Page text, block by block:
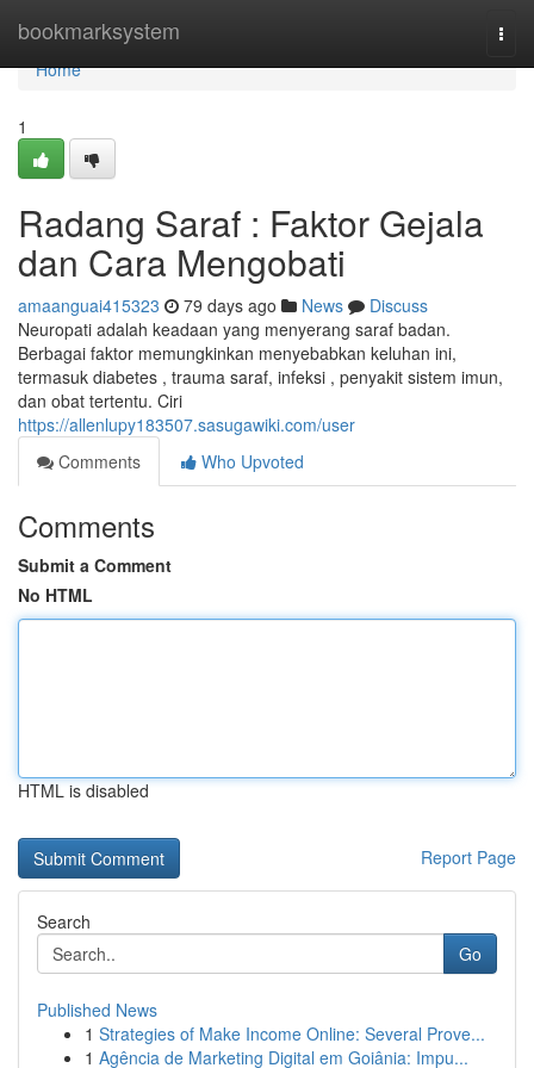
bookmarksystem
Home
Home
1
Radang Saraf : Faktor Gejala
dan Cara Mengobati
amaanguai415323 79 days ago News
Discuss
Neuropati adalah keadaan yang menyerang saraf badan.
Berbagai faktor memungkinkan menyebabkan keluhan ini,
termasuk diabetes , trauma saraf, infeksi , penyakit sistem imun,
dan obat tertentu. Ciri
https://allenlupy183507.sasugawiki.com/user
Comments
Who Upvoted
Comments
Submit a Comment
No HTML
HTML is disabled
Report Page
Search
Go
Published News
1 Strategies of Make Income Online: Several Prove...
1 Agência de Marketing Digital em Goiânia: Impu...